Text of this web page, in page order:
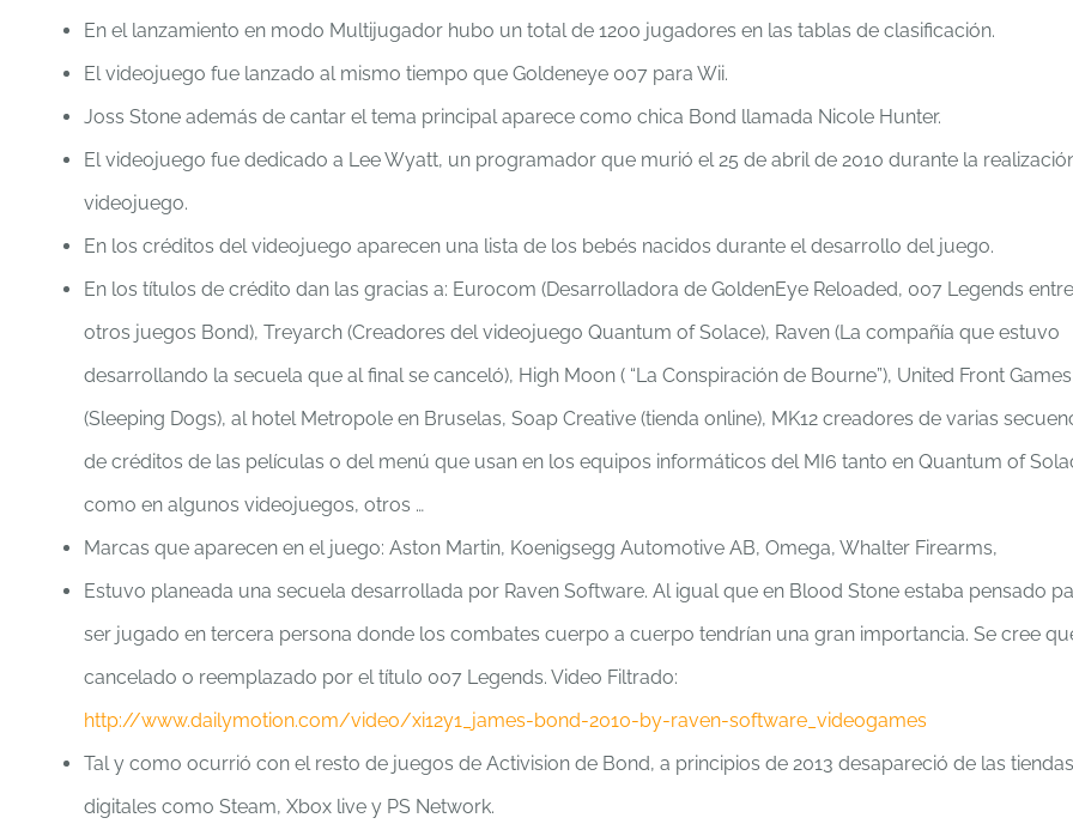
En el lanzamiento en modo Multijugador hubo un total de 1200 jugadores en las tablas de clasificación.
El videojuego fue lanzado al mismo tiempo que Goldeneye 007 para Wii.
Joss Stone además de cantar el tema principal aparece como chica Bond llamada Nicole Hunter.
El videojuego fue dedicado a Lee Wyatt, un programador que murió el 25 de abril de 2010 durante la
videojuego.
En los créditos del videojuego aparecen una lista de los bebés nacidos durante el desarrollo del juego.
En los títulos de crédito dan las gracias a: Eurocom (Desarrolladora de GoldenEye Reloaded, 007 Legends entre
otros juegos Bond), Treyarch (Creadores del videojuego Quantum of Solace), Raven (La compañía que estuvo
desarrollando la secuela que al final se canceló), High Moon ( “La Conspiración de Bourne”), United Front Games
(Sleeping Dogs), al hotel Metropole en Bruselas, Soap Creative (tienda online), MK12 creadores de varias
de créditos de las películas o del menú que usan en los equipos informáticos del MI6 tanto en Quantum of
como en algunos videojuegos, otros …
Marcas que aparecen en el juego: Aston Martin, Koenigsegg Automotive AB, Omega, Whalter Firearms,
Estuvo planeada una secuela desarrollada por Raven Software. Al igual que en Blood Stone estaba pensado
ser jugado en tercera persona donde los combates cuerpo a cuerpo tendrían una gran importancia. Se cree
cancelado o reemplazado por el título 007 Legends. Video Filtrado:
http://www.dailymotion.com/video/xi12y1_james-bond-2010-by-raven-software_videogames
Tal y como ocurrió con el resto de juegos de Activision de Bond, a principios de 2013 desapareció de las tiendas
digitales como Steam, Xbox live y PS Network.